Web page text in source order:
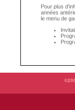
Pour plus
années
le menu de